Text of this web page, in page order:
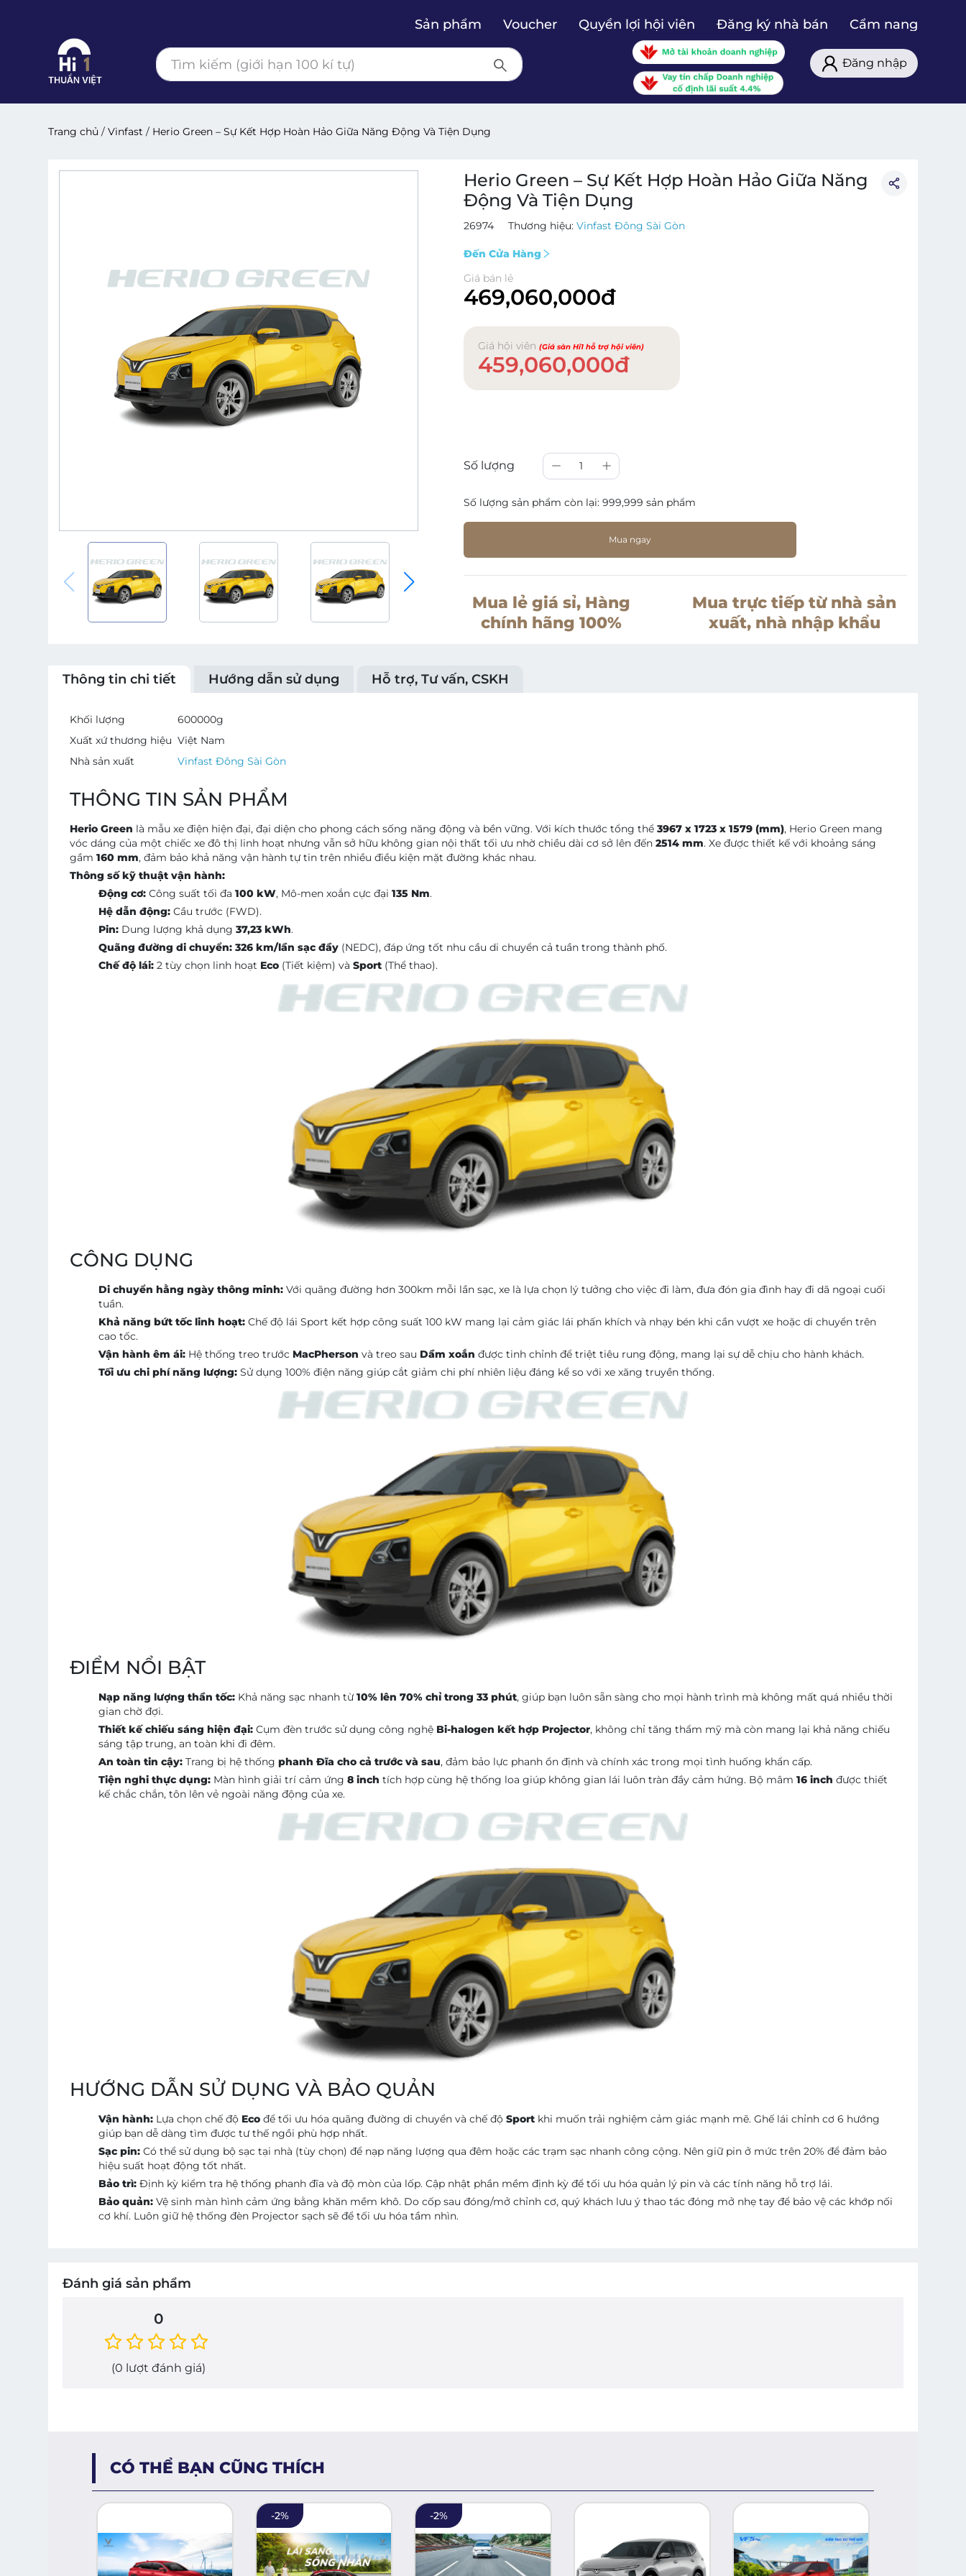
Sản phẩm Voucher Quyền lợi hội viên Đăng ký nhà bán Cẩm nang
Đăng nhập
Trang chủ / Vinfast / Herio Green – Sự Kết Hợp Hoàn Hảo Giữa Năng Động Và Tiện Dụng
Herio Green – Sự Kết Hợp Hoàn Hảo Giữa Năng
Động Và Tiện Dụng
26974 Thương hiệu: Vinfast Đông Sài Gòn
Đến Cửa Hàng
Giá bán lẻ
469,060,000đ
Giá hội viên (Giá sàn Hi1 hỗ trợ hội viên)
459,060,000đ
Số lượng 1
Số lượng sản phẩm còn lại:999,999 sản phẩm
Mua ngay
Mua lẻ giá sỉ, Hàng
chính hãng 100%
Mua trực tiếp từ nhà sản
xuất, nhà nhập khẩu
Thông tin chi tiết Hướng dẫn sử dụng Hỗ trợ, Tư vấn, CSKH
Khối lượng 600000g
Xuất xứ thương hiệu Việt Nam
Nhà sản xuất
Vinfast Đông Sài Gòn
THÔNG TIN SẢN PHẨM
Herio Green là mẫu xe điện hiện đại, đại diện cho phong cách sống năng động và bền vững. Với kích thước tổng thể3967 x 1723 x 1579 (mm), Herio Green mang
vóc dáng của một chiếc xe đô thị linh hoạt nhưng vẫn sở hữu không gian nội thất tối ưu nhờ chiều dài cơ sở lên đến2514 mm. Xe được thiết kế với khoảng sáng
gầm160 mm, đảm bảo khả năng vận hành tự tin trên nhiều điều kiện mặt đường khác nhau.
Thông số kỹ thuật vận hành:
Động cơ: Công suất tối đa100 kW, Mô-men xoắn cực đại135 Nm.
Hệ dẫn động: Cầu trước (FWD).
Pin: Dung lượng khả dụng37,23 kWh.
Quãng đường di chuyển: 326 km/lần sạc đầy (NEDC), đáp ứng tốt nhu cầu di chuyển cả tuần trong thành phố.
Chế độ lái: 2 tùy chọn linh hoạt Eco (Tiết kiệm) vàSport (Thể thao).
CÔNG DỤNG
Di chuyển hằng ngày thông minh: Với quãng đường hơn 300km mỗi lần sạc, xe là lựa chọn lý tưởng cho việc đi làm, đưa đón gia đình hay đi dã ngoại cuối
tuần.
Khả năng bứt tốc linh hoạt: Chế độ lái Sport kết hợp công suất 100 kW mang lại cảm giác lái phấn khích và nhạy bén khi cần vượt xe hoặc di chuyển trên
cao tốc.
Vận hành êm ái: Hệ thống treo trước MacPherson và treo sau Dầm xoắn được tinh chỉnh để triệt tiêu rung động, mang lại sự dễ chịu cho hành khách.
Tối ưu chi phí năng lượng: Sử dụng 100% điện năng giúp cắt giảm chi phí nhiên liệu đáng kể so với xe xăng truyền thống.
ĐIỂM NỔI BẬT
Nạp năng lượng thần tốc: Khả năng sạc nhanh từ10% lên 70% chỉ trong 33 phút, giúp bạn luôn sẵn sàng cho mọi hành trình mà không mất quá nhiều thời
gian chờ đợi.
Thiết kế chiếu sáng hiện đại: Cụm đèn trước sử dụng công nghệ Bi-halogen kết hợp Projector, không chỉ tăng thẩm mỹ mà còn mang lại khả năng chiếu
sáng tập trung, an toàn khi đi đêm.
An toàn tin cậy: Trang bị hệ thốngphanh Đĩa cho cả trước và sau, đảm bảo lực phanh ổn định và chính xác trong mọi tình huống khẩn cấp.
Tiện nghi thực dụng: Màn hình giải trí cảm ứng8 inch tích hợp cùng hệ thống loa giúp không gian lái luôn tràn đầy cảm hứng. Bộ mâm16 inch được thiết
kế chắc chắn, tôn lên vẻ ngoài năng động của xe.
HƯỚNG DẪN SỬ DỤNG VÀ BẢO QUẢN
Vận hành: Lựa chọn chế độ Eco để tối ưu hóa quãng đường di chuyển và chế độSport khi muốn trải nghiệm cảm giác mạnh mẽ. Ghế lái chỉnh cơ 6 hướng
giúp bạn dễ dàng tìm được tư thế ngồi phù hợp nhất.
Sạc pin: Có thể sử dụng bộ sạc tại nhà (tùy chọn) để nạp năng lượng qua đêm hoặc các trạm sạc nhanh công cộng. Nên giữ pin ở mức trên 20% để đảm bảo
hiệu suất hoạt động tốt nhất.
Bảo trì: Định kỳ kiểm tra hệ thống phanh đĩa và độ mòn của lốp. Cập nhật phần mềm định kỳ để tối ưu hóa quản lý pin và các tính năng hỗ trợ lái.
Bảo quản: Vệ sinh màn hình cảm ứng bằng khăn mềm khô. Do cốp sau đóng/mở chỉnh cơ, quý khách lưu ý thao tác đóng mở nhẹ tay để bảo vệ các khớp nối
cơ khí. Luôn giữ hệ thống đèn Projector sạch sẽ để tối ưu hóa tầm nhìn.
Đánh giá sản phẩm
0
(0 lượt đánh giá)
CÓ THỂ BẠN CŨNG THÍCH
-2% -2%